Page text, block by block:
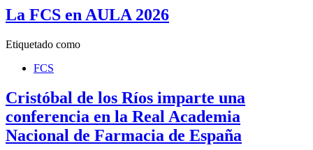
La FCS en AULA 2026
Etiquetado como
FCS
Cristóbal de los Ríos imparte una
conferencia en la Real Academia
Nacional de Farmacia de España